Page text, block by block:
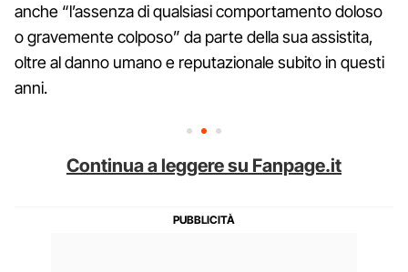
anche “l’assenza di qualsiasi comportamento doloso
o gravemente colposo” da parte della sua assistita,
oltre al danno umano e reputazionale subito in questi
anni.
Continua a leggere su Fanpage.it